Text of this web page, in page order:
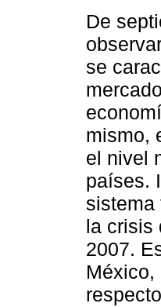
De
se
mismo,
el nivel
países.
sistema
la crisis
2007.